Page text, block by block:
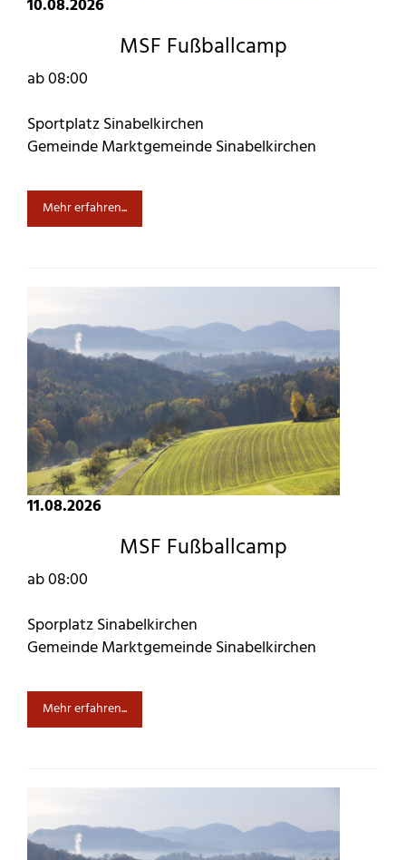
10.08.2026
MSF Fußballcamp
ab 08:00
Sportplatz Sinabelkirchen
Gemeinde Marktgemeinde Sinabelkirchen
Mehr erfahren...
11.08.2026
MSF Fußballcamp
ab 08:00
Sporplatz Sinabelkirchen
Gemeinde Marktgemeinde Sinabelkirchen
Mehr erfahren...